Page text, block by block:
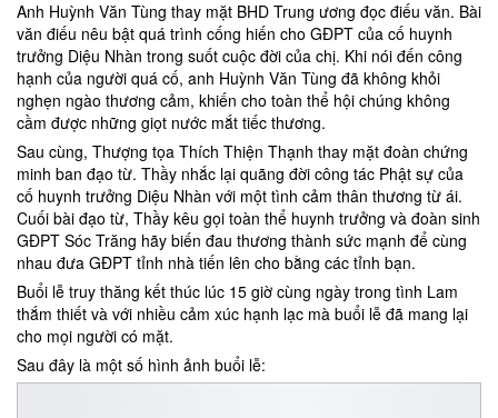
Anh Huỳnh Văn Tùng thay mặt BHD Trung ương đọc điếu văn. Bài
văn điếu nêu bật quá trình cống hiến cho GĐPT của cố huynh
trưởng Diệu Nhàn trong suốt cuộc đời của chị. Khi nói đến công
hạnh của người quá cố, anh Huỳnh Văn Tùng đã không khỏi
nghẹn ngào thương cảm, khiến cho toàn thể hội chúng không
cầm được những giọt nước mắt tiếc thương.
Sau cùng, Thượng tọa Thích Thiện Thạnh thay mặt đoàn chứng
minh ban đạo từ. Thầy nhắc lại quãng đời công tác Phật sự của
cố huynh trưởng Diệu Nhàn với một tình cảm thân thương từ ái.
Cuối bài đạo từ, Thầy kêu gọi toàn thể huynh trưởng và đoàn sinh
GĐPT Sóc Trăng hãy biến đau thương thành sức mạnh để cùng
nhau đưa GĐPT tỉnh nhà tiến lên cho bằng các tỉnh bạn.
Buổi lễ truy thăng kết thúc lúc 15 giờ cùng ngày trong tình Lam
thắm thiết và với nhiều cảm xúc hạnh lạc mà buổi lễ đã mang lại
cho mọi người có mặt.
Sau đây là một số hình ảnh buổi lễ: